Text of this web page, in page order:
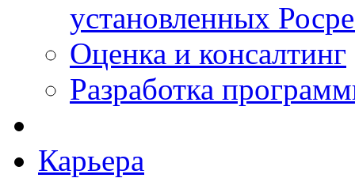
установленных
Оценка и консалтинг
Разработка
Карьера